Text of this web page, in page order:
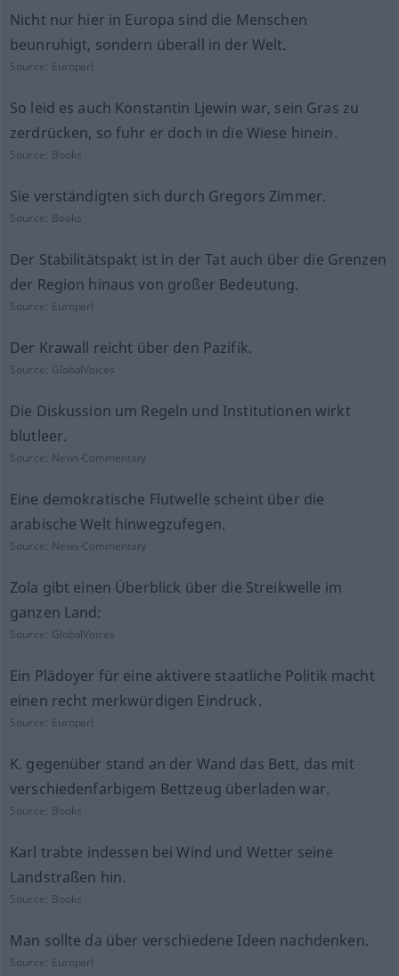
Nicht nur hier in Europa sind die Menschen
beunruhigt, sondern überall in der Welt.
Source: Europarl
So leid es auch Konstantin Ljewin war, sein Gras zu
zerdrücken, so fuhr er doch in die Wiese hinein.
Source: Books
Sie verständigten sich durch Gregors Zimmer.
Source: Books
Der Stabilitätspakt ist in der Tat auch über die Grenzen
der Region hinaus von großer Bedeutung.
Source: Europarl
Der Krawall reicht über den Pazifik.
Source: GlobalVoices
Die Diskussion um Regeln und Institutionen wirkt
blutleer.
Source: News-Commentary
Eine demokratische Flutwelle scheint über die
arabische Welt hinwegzufegen.
Source: News-Commentary
Zola gibt einen Überblick über die Streikwelle im
ganzen Land:
Source: GlobalVoices
Ein Plädoyer für eine aktivere staatliche Politik macht
einen recht merkwürdigen Eindruck.
Source: Europarl
K. gegenüber stand an der Wand das Bett, das mit
verschiedenfarbigem Bettzeug überladen war.
Source: Books
Karl trabte indessen bei Wind und Wetter seine
Landstraßen hin.
Source: Books
Man sollte da über verschiedene Ideen nachdenken.
Source: Europarl